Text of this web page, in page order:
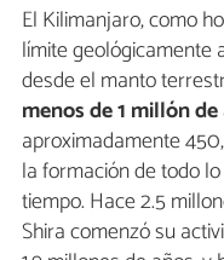
El Kilimanjaro, como
límite geológicamente
desde el manto
menos de 1 millón de
aproximadamente
la formación de todo
tiempo. Hace 2.5
Shira comenzó su